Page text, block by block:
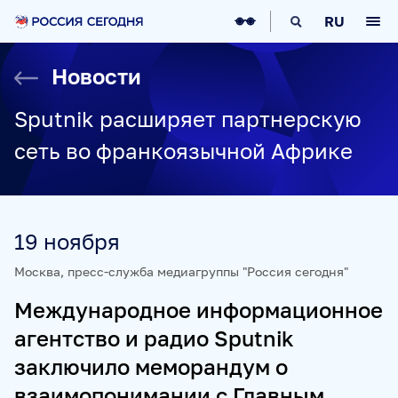
О НАС
О МЕДИАГРУППЕ
СОЦИАЛЬНАЯ ОТВЕТСТВЕННОСТЬ
РУКОВОДСТВО
КАРЬЕРА
СТАЖИРОВКА
IT-ВОЗМОЖНОСТИ
НОВОСТИ
КОНТАКТЫ
НАШИ СМИ
УКРАИНА.РУ
BALTNEWS
СОЦИАЛЬНЫЙ НАВИГАТОР
ARCTIC.RU
ПРОЕКТЫ
SPUTNIKPRO
КОНКУРС ИМЕНИ СТЕНИНА
ФЕСТИВАЛЬ KOKTEBEL JAZZ PARTY
RU
Новости
Sputnik расширяет партнерскую
сеть во франкоязычной Африке
19 ноября
Москва, пресс-служба медиагруппы "Россия сегодня"
Международное информационное
агентство и радио Sputnik
заключило меморандум о